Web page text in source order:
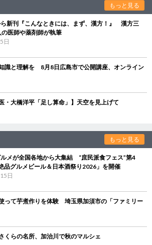
もっと見る
新刊『こんなときには、まず、漢方！』 漢方三
医師や薬剤師が執筆
日
識と理解を 8月8日広島市で公開講座、オンライン
・大橋洋平「足し算命」】天空を見上げて
もっと見る
メが全国各地から大集結 “庶民派食フェス”第4
品グルメビール＆日本酒祭り2026」を開催
日
って芋煮作りを体験 埼玉県加須市の「ファミリー
くらの名所、加治川で秋のマルシェ